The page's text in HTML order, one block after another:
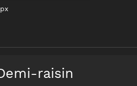
px
raisin